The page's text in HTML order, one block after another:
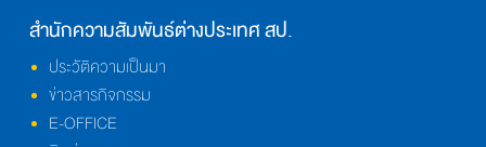
สำนักความสัมพันธ์ต่างประเทศ สป.
ประวัติความเป็นมา
ข่าวสารกิจกรรม
E-OFFICE